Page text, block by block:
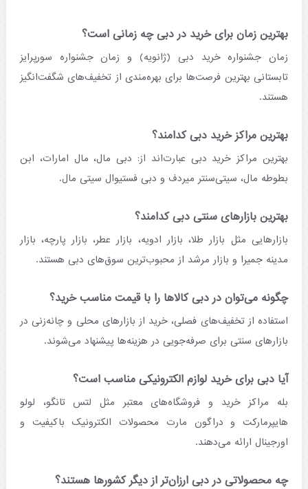
بهترین زمان برای خرید در دبی چه زمانی است؟
زمان جشنواره خرید دبی (ژانویه) و زمان جشنواره سورپرایز
تابستانی بهترین فرصت‌ها برای بهره‌مندی از تخفیف‌های شگفت‌انگیز
هستند.
بهترین مراکز خرید دبی کدامند؟
بهترین مراکز خرید دبی عبارت‌اند از: دبی مال، مال امارات، ابن
بطوطه مال، سیتی‌سنتر میردف و دبی فستیوال سیتی مال.
بهترین بازارهای سنتی دبی کدامند؟
بازارهایی مثل بازار طلا، بازار ادویه، بازار عطر، بازار پارچه، بازار
مدینه جمیرا و بازار مرشد از محبوب‌ترین سوق‌های دبی هستند.
چگونه می‌توان در دبی کالاها را با قیمت مناسب خرید؟
استفاده از تخفیف‌های فصلی، خرید از بازارهای محلی و چانه‌زنی در
بازارهای سنتی برای صرفه‌جویی در هزینه‌ها پیشنهاد می‌شوند.
آیا دبی برای خرید لوازم الکترونیکی مناسب است؟
بله مراکز خرید و فروشگاه‌های معتبر مثل لتس تانگو، لولو
هایپرمارکت و دراگون مارت محصولات الکترونیک باکیفیت و
اورجینال ارائه می‌دهند.
چه محصولاتی در دبی ارزان‌تر از دیگر کشورها هستند؟